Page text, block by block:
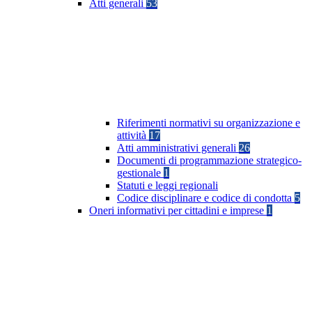
Atti generali 53
Riferimenti normativi su organizzazione e
attività 17
Atti amministrativi generali 26
Documenti di programmazione strategico-
gestionale 1
Statuti e leggi regionali
Codice disciplinare e codice di condotta 5
Oneri informativi per cittadini e imprese 1